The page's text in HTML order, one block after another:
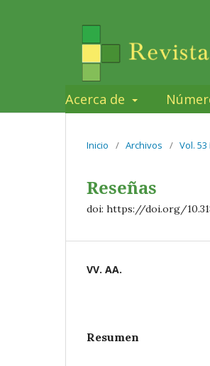
Acerca de
Inicio / Archivos / Vol.
Reseñas
doi: https://doi.org/
VV. AA.
Resumen